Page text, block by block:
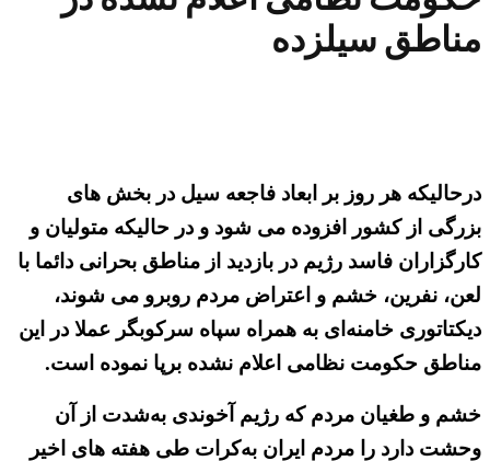
مناطق سیلزده
درحالیکه هر روز بر ابعاد فاجعه سیل در بخش های
بزرگی از کشور افزوده می شود و در حالیکه متولیان و
کارگزاران فاسد رژیم در بازدید از مناطق بحرانی دائما با
لعن، نفرین، خشم و اعتراض مردم روبرو می شوند،
دیکتاتوری خامنه‌ای به همراه سپاه سرکوبگر عملا در این
مناطق حکومت نظامی اعلام نشده برپا نموده است.
خشم و طغیان مردم که رژیم آخوندی به‌شدت از آن
وحشت دارد را مردم ایران به‌کرات طی هفته های اخیر